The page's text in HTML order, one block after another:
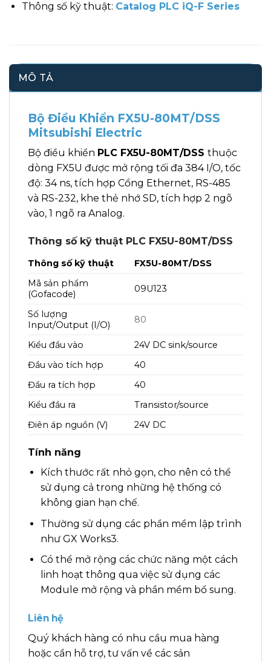
Thông số kỹ thuật: Catalog PLC iQ-F Series
MÔ TẢ
Bộ Điều Khiển FX5U-80MT/DSS
Mitsubishi Electric
Bộ điều khiển PLC FX5U-80MT/DSS thuộc
dòng FX5U được mở rộng tối đa 384 I/O, tốc
độ: 34 ns, tích hợp Cổng Ethernet, RS-485
và RS-232, khe thẻ nhớ SD, tích hợp 2 ngõ
vào, 1 ngõ ra Analog.
Thông số kỹ thuật PLC FX5U-80MT/DSS
Thông số kỹ thuật
FX5U-80MT/DSS
Mã sản phẩm
(Gofacode)
09U123
Số lượng
Input/Output (I/O)
80
Kiểu đầu vào
24V DC sink/source
Đầu vào tích hợp
40
Đầu ra tích hợp
40
Kiểu đầu ra
Transistor/source
Điên áp nguồn (V)
24V DC
Tính năng
Kích thước rất nhỏ gọn, cho nên có thể
sử dụng cả trong những hệ thống có
không gian hạn chế.
Thường sử dụng các phần mềm lập trình
như GX Works3.
Có thể mở rộng các chức năng một cách
linh hoạt thông qua việc sử dụng các
Module mở rộng và phần mềm bổ sung.
Liên hệ
Quý khách hàng có nhu cầu mua hàng
hoặc cần hỗ trợ, tư vấn về các sản